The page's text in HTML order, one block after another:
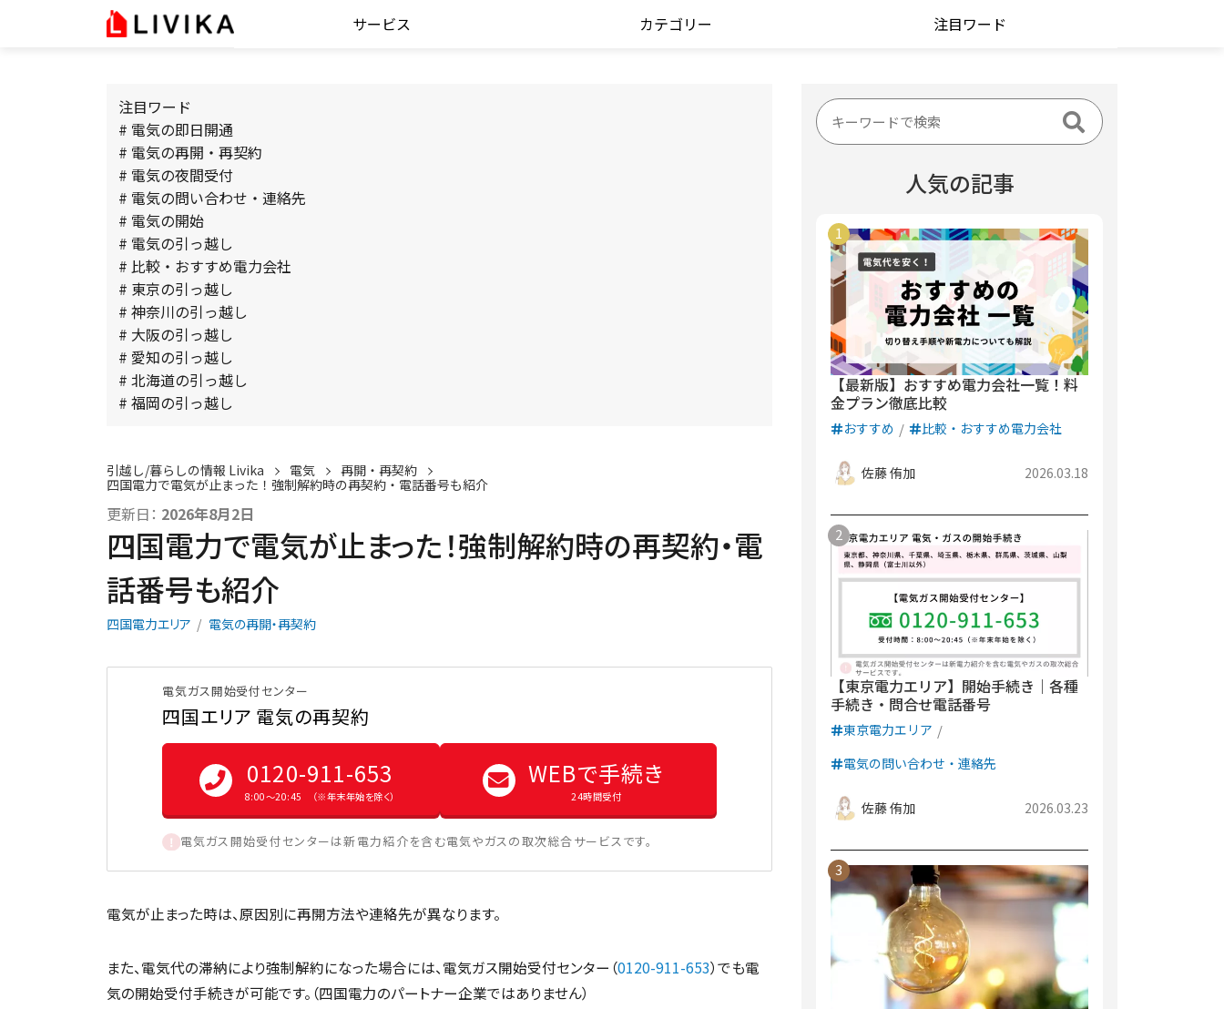
サービス カテゴリー 注目ワード
注目ワード
# 電気の即日開通
# 電気の再開・再契約
# 電気の夜間受付
# 電気の問い合わせ・連絡先
# 電気の開始
# 電気の引っ越し
# 比較・おすすめ電力会社
# 東京の引っ越し
# 神奈川の引っ越し
# 大阪の引っ越し
# 愛知の引っ越し
# 北海道の引っ越し
# 福岡の引っ越し
引越し/暮らしの情報 Livika 電気
再開・再契約
四国電力で電気が止まった！強制解約時の再契約・電話番号も紹介
更新日： 2026年8月2日
四国電力で電気が止まった！強制解約時の再契約・電
話番号も紹介
四国電力エリア 電気の再開・再契約
電気ガス開始受付センター
四国エリア 電気の再契約
0120-911-653
8:00〜20:45 （※年末年始を除く）
WEBで手続き
24時間受付
電気ガス開始受付センターは新電力紹介を含む電気やガスの取次総合サービスです。
電気が止まった時は、原因別に再開方法や連絡先が異なります。
また、電気代の滞納により強制解約になった場合には、電気ガス開始受付センター（0120-911-653）でも電
気の開始受付手続きが可能です。（四国電力のパートナー企業ではありません）
人気の記事
【最新版】おすすめ電力会社一覧！料
金プラン徹底比較
おすすめ 比較・おすすめ電力会社
佐藤 侑加 2026.03.18
【東京電力エリア】開始手続き｜各種
手続き・問合せ電話番号
東京電力エリア
電気の問い合わせ・連絡先
佐藤 侑加 2026.03.23